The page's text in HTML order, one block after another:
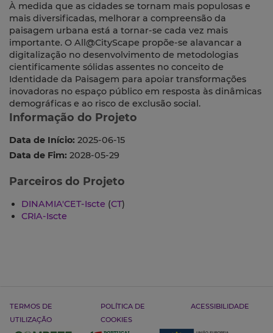
À medida que as cidades se tornam mais populosas e
mais diversificadas, melhorar a compreensão da
paisagem urbana está a tornar-se cada vez mais
importante. O All@CityScape propõe-se alavancar a
digitalização no desenvolvimento de metodologias
cientificamente sólidas assentes no conceito de
Identidade da Paisagem para apoiar transformações
inovadoras no espaço público em resposta às dinâmicas
demográficas e ao risco de exclusão social.
Informação do Projeto
Data de Início: 2025-06-15
Data de Fim: 2028-05-29
Parceiros do Projeto
DINAMIA'CET-Iscte (CT)
CRIA-Iscte
TERMOS DE
UTILIZAÇÃO
POLÍTICA DE
COOKIES
ACESSIBILIDADE